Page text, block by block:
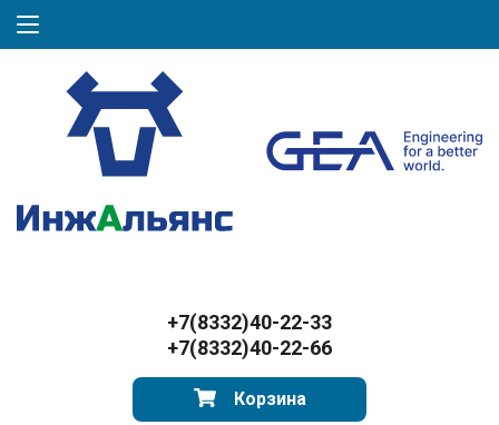
+7(8332)40-22-33
+7(8332)40-22-66
Корзина